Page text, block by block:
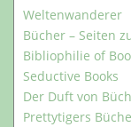
Weltenwanderer
Bücher – Seiten
Bibliophilie of
Seductive Books
Der Duft von
Prettytigers